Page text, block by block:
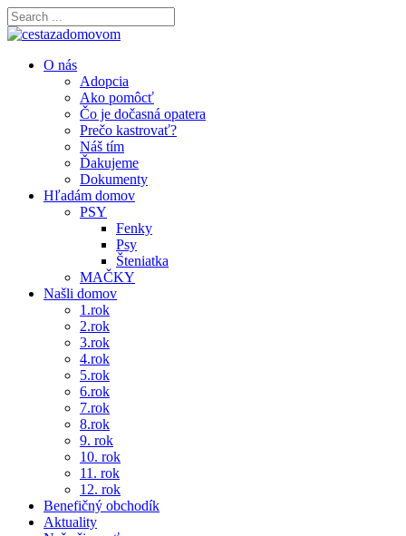
O nás
Adopcia
Ako pomôcť
Čo je dočasná opatera
Prečo kastrovať?
Náš tím
Ďakujeme
Dokumenty
Hľadám domov
PSY
Fenky
Psy
Šteniatka
MAČKY
Našli domov
1.rok
2.rok
3.rok
4.rok
5.rok
6.rok
7.rok
8.rok
9. rok
10. rok
11. rok
12. rok
Benefičný obchodík
Aktuality